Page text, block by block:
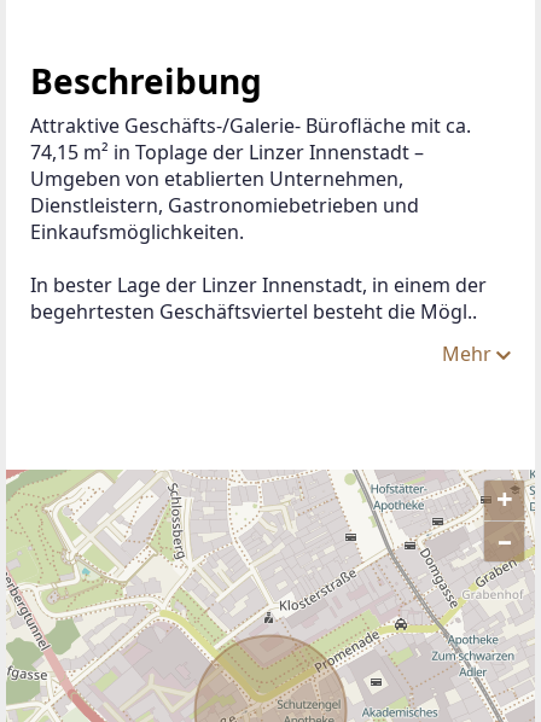
Beschreibung
Attraktive Geschäfts-/Galerie- Bürofläche mit ca.
74,15 m² in Toplage der Linzer Innenstadt –
Umgeben von etablierten Unternehmen,
Dienstleistern, Gastronomiebetrieben und
Einkaufsmöglichkeiten.
In bester Lage der Linzer Innenstadt, in einem der
begehrtesten Geschäftsviertel besteht die Mögl..
Mehr
+
–
ANBIETER KONTAKTIEREN